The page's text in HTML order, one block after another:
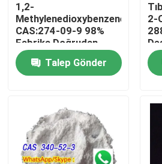
Ürün
1,2-
Methylenedioxybenzene
CAS:274-09-9 98%
Fabrika Doğrudan
Yüksek Kaliteli Yerine
Paketleme talebe göre
Talep Gönder
2-